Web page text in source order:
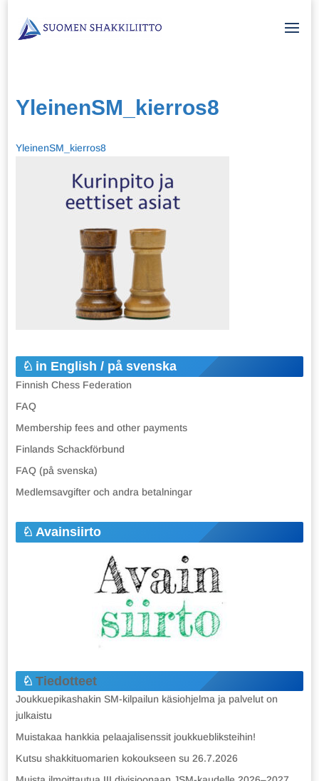
YleinenSM_kierros8
YleinenSM_kierros8
in English / på svenska
Finnish Chess Federation
FAQ
Membership fees and other payments
Finlands Schackförbund
FAQ (på svenska)
Medlemsavgifter och andra betalningar
Avainsiirto
Tiedotteet
Joukkuepikashakin SM-kilpailun käsiohjelma ja palvelut on
julkaistu
Muistakaa hankkia pelaajalisenssit joukkuebliksteihin!
Kutsu shakkituomarien kokoukseen su 26.7.2026